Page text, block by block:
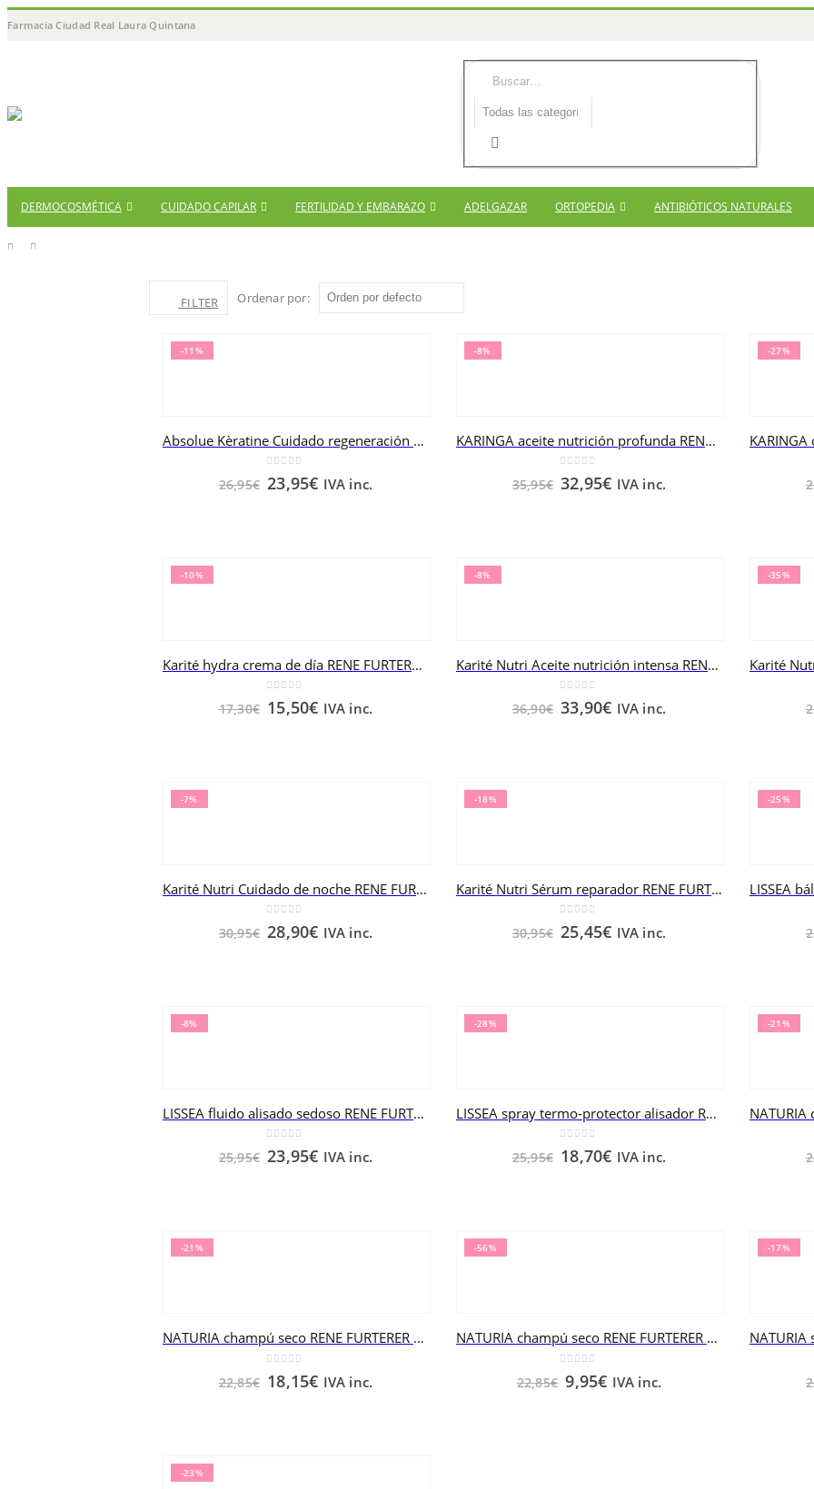
Farmacia Ciudad Real Laura Quintana
DERMOCOSMÉTICA CUIDADO CAPILAR FERTILIDAD Y EMBARAZO ADELGAZAR ORTOPEDIA ANTIBIÓTICOS NATURALES
FILTER Ordenar por:
-11%
Absolue Kèratine Cuidado regeneración sublime RENE FURTERER 100 ml
26,95€ 23,95€ IVA inc.
-8%
KARINGA aceite nutrición profunda RENE FURTERER 100 ml
35,95€ 32,95€ IVA inc.
-27%
-10%
Karité hydra crema de día RENE FURTERER 100 ml
0out of 5
17,30€ 15,50€ IVA inc.
-8%
Karité Nutri Aceite nutrición intensa RENE FURTERER 100 ml
0out of 5
36,90€ 33,90€ IVA inc.
-35%
-7%
Karité Nutri Cuidado de noche RENE FURTERER 75 ml
0out of 5
30,95€ 28,90€ IVA inc.
-18%
Karité Nutri Sérum reparador RENE FURTERER 30 ml
0out of 5
30,95€ 25,45€ IVA inc.
-25%
-8%
LISSEA fluido alisado sedoso RENE FURTERER 125 ml
0out of 5
25,95€ 23,95€ IVA inc.
-28%
LISSEA spray termo-protector alisador RENE FURTERER 150 ml
0out of 5
25,95€ 18,70€ IVA inc.
-21%
-21%
NATURIA champú seco RENE FURTERER 250 ml
22,85€ 18,15€ IVA inc.
-56%
NATURIA champú seco RENE FURTERER 75 ml
22,85€ 9,95€ IVA inc.
-17%
-23%